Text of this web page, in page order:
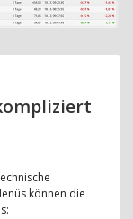
können die